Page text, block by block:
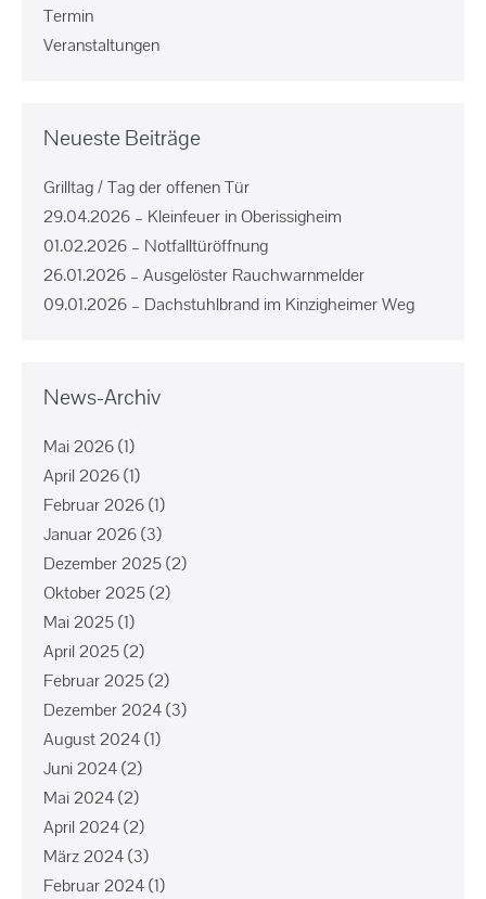
Termin
Veranstaltungen
Neueste Beiträge
Grilltag / Tag der offenen Tür
29.04.2026 – Kleinfeuer in Oberissigheim
01.02.2026 – Notfalltüröffnung
26.01.2026 – Ausgelöster Rauchwarnmelder
09.01.2026 – Dachstuhlbrand im Kinzigheimer Weg
News-Archiv
Mai 2026(1)
April 2026(1)
Februar 2026(1)
Januar 2026(3)
Dezember 2025(2)
Oktober 2025(2)
Mai 2025(1)
April 2025(2)
Februar 2025(2)
Dezember 2024(3)
August 2024(1)
Juni 2024(2)
Mai 2024(2)
April 2024(2)
März 2024(3)
Februar 2024(1)